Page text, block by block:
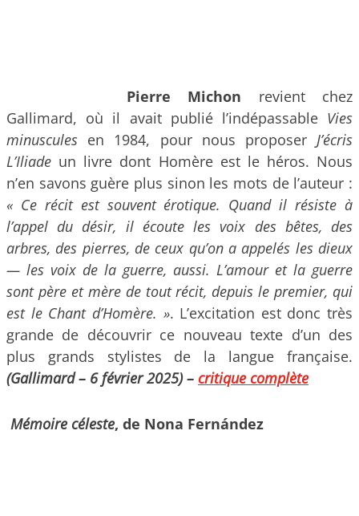
Pierre Michon revient chez
Gallimard, où il avait publié l’indépassable Vies
minuscules en 1984, pour nous proposerJ’écris
L’Iliade un livre dont Homère est le héros. Nous
n’en savons guère plus sinon les mots de l’auteur :
« Ce récit est souvent érotique. Quand il résiste à
l’appel du désir, il écoute les voix des bêtes, des
arbres, des pierres, de ceux qu’on a appelés les dieux
— les voix de la guerre, aussi. L’amour et la guerre
sont père et mère de tout récit, depuis le premier, qui
est le Chant d’Homère. ». L’excitation est donc très
grande de découvrir ce nouveau texte d’un des
plus grands stylistes de la langue française.
(Gallimard – 6 février 2025) – critique complète
Mémoire céleste, de Nona Fernández